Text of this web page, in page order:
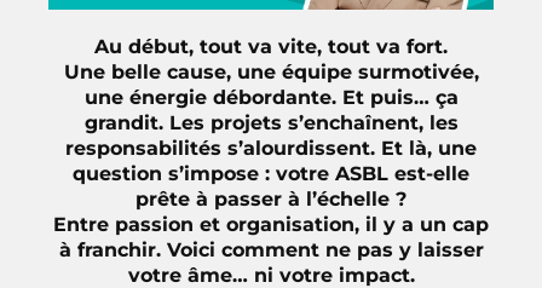
Au début, tout va vite, tout va fort.
Une belle cause, une équipe surmotivée,
une énergie débordante. Et puis… ça
grandit. Les projets s’enchaînent, les
responsabilités s’alourdissent. Et là, une
question s’impose : votre ASBL est-elle
prête à passer à l’échelle ?
Entre passion et organisation, il y a un cap
à franchir. Voici comment ne pas y laisser
votre âme… ni votre impact.